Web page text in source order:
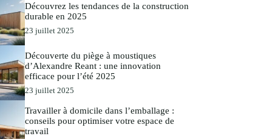
Découvrez les tendances de la construction
durable en 2025
23 juillet 2025
Découverte du piège à moustiques
d’Alexandre Reant : une innovation
efficace pour l’été 2025
23 juillet 2025
Travailler à domicile dans l’emballage :
conseils pour optimiser votre espace de
travail